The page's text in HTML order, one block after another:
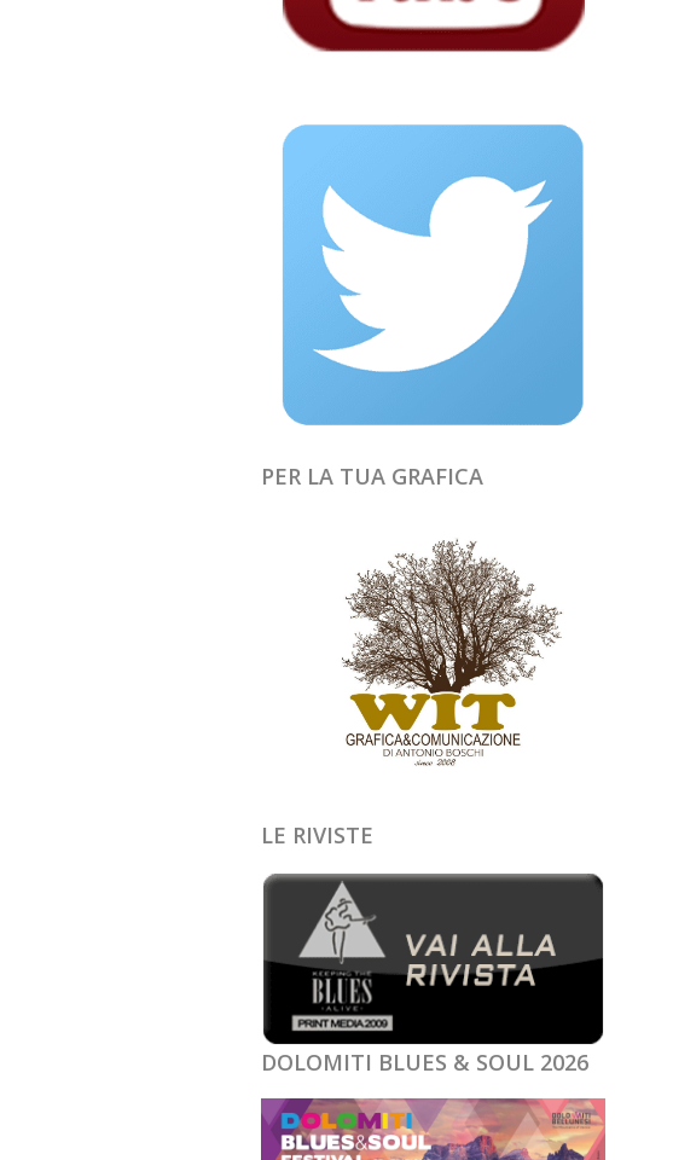
PER LA TUA GRAFICA
LE RIVISTE
DOLOMITI BLUES & SOUL 2026